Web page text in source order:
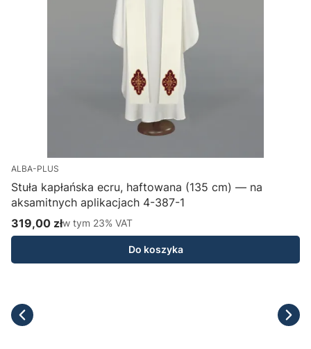
ALBA-PLUS
Stuła kapłańska ecru, haftowana (135 cm) — na
aksamitnych aplikacjach 4-387-1
Cena brutto
319,00 złw tym %s VAT
w tym 23% VAT
Do koszyka